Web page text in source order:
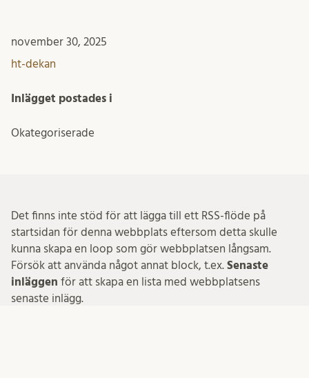
november 30, 2025
ht-dekan
Inlägget postades i
Okategoriserade
Det finns inte stöd för att lägga till ett RSS-flöde på
startsidan för denna webbplats eftersom detta skulle
kunna skapa en loop som gör webbplatsen långsam.
Försök att använda något annat block, t.ex. Senaste
inläggen för att skapa en lista med webbplatsens
senaste inlägg.